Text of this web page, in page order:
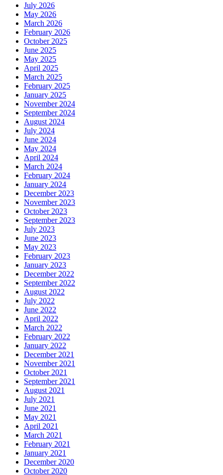
July 2026
May 2026
March 2026
February 2026
October 2025
June 2025
May 2025
April 2025
March 2025
February 2025
January 2025
November 2024
September 2024
August 2024
July 2024
June 2024
May 2024
April 2024
March 2024
February 2024
January 2024
December 2023
November 2023
October 2023
September 2023
July 2023
June 2023
May 2023
February 2023
January 2023
December 2022
September 2022
August 2022
July 2022
June 2022
April 2022
March 2022
February 2022
January 2022
December 2021
November 2021
October 2021
September 2021
August 2021
July 2021
June 2021
May 2021
April 2021
March 2021
February 2021
January 2021
December 2020
October 2020